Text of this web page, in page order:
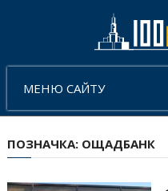
МЕНЮ САЙТУ
ПОЗНАЧКА: ОЩАДБАНК